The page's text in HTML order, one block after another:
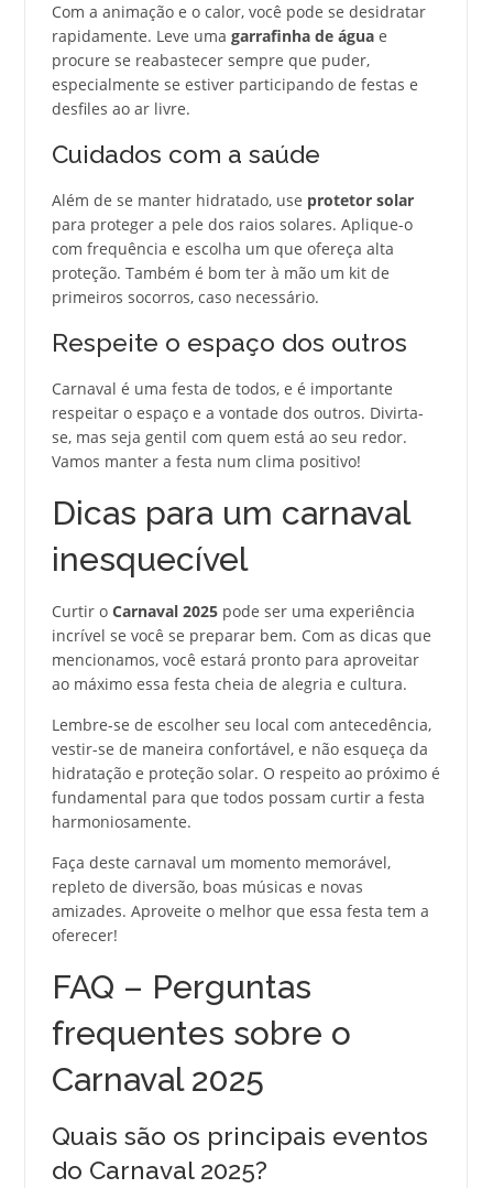
Com a animação e o calor, você pode se desidratar
rapidamente. Leve uma garrafinha de águae
procure se reabastecer sempre que puder,
especialmente se estiver participando de festas e
desfiles ao ar livre.
Cuidados com a saúde
Além de se manter hidratado, use protetor solar
para proteger a pele dos raios solares. Aplique-o
com frequência e escolha um que ofereça alta
proteção. Também é bom ter à mão um kit de
primeiros socorros, caso necessário.
Respeite o espaço dos outros
Carnaval é uma festa de todos, e é importante
respeitar o espaço e a vontade dos outros. Divirta-
se, mas seja gentil com quem está ao seu redor.
Vamos manter a festa num clima positivo!
Dicas para um carnaval
inesquecível
Curtir o Carnaval 2025pode ser uma experiência
incrível se você se preparar bem. Com as dicas que
mencionamos, você estará pronto para aproveitar
ao máximo essa festa cheia de alegria e cultura.
Lembre-se de escolher seu local com antecedência,
vestir-se de maneira confortável, e não esqueça da
hidratação e proteção solar. O respeito ao próximo é
fundamental para que todos possam curtir a festa
harmoniosamente.
Faça deste carnaval um momento memorável,
repleto de diversão, boas músicas e novas
amizades. Aproveite o melhor que essa festa tem a
oferecer!
FAQ – Perguntas
frequentes sobre o
Carnaval 2025
Quais são os principais eventos
do Carnaval 2025?